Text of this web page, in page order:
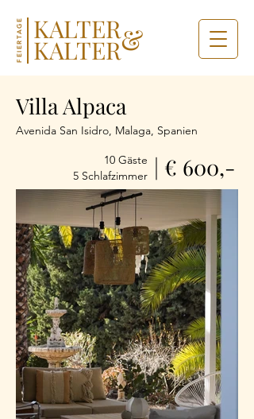
KALTER
KALTER
FEIERTAGE &
Villa Alpaca
Avenida San Isidro, Malaga, Spanien
10 Gäste
5 Schlafzimmer | € 600,-